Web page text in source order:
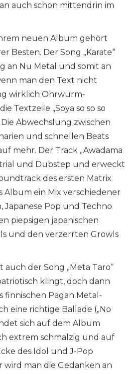
auch schon mittendrin im
neuen Album gehört
Besten. Der Song „Karate“
an Nu Metal und somit an
man den Text nicht
wirklich Ohrwurm-
Textzeile „Soya so so so
Abwechslung zwischen
und schnellen Beats
mehr. Der Track „Awadama
und Dubstep und erweckt
des ersten Matrix
Album ein Mix verschiedener
Pop und Techno
piepsigen japanischen
und den verzerrten Growls
auch der Song „Meta Taro“
klingt, doch dann
finnischen Pagan Metal-
eine richtige Ballade („No
sich auf dem Album
extrem schmalzig und auf
des Idol und J-Pop
wird man die Gedanken an